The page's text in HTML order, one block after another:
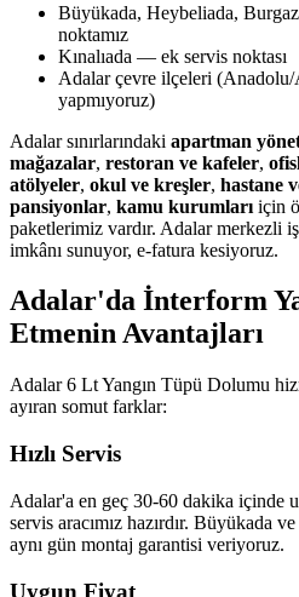
Büyükada, Heybeliada,
noktamız
Kınalıada — ek servis noktası
Adalar çevre ilçeleri (Anadolu/
yapmıyoruz)
Adalar sınırlarındaki apartman
mağazalar, restoran ve kafeler,
atölyeler, okul ve kreşler, hastane
pansiyonlar, kamu kurumları için
paketlerimiz vardır. Adalar merkezli
imkânı sunuyor, e-fatura kesiyoruz.
Adalar'da İnterform
Etmenin Avantajları
Adalar 6 Lt Yangın Tüpü Dolumu
ayıran somut farklar:
Hızlı Servis
Adalar'a en geç 30-60 dakika içinde
servis aracımız hazırdır. Büyükada
aynı gün montaj garantisi veriyoruz.
Uygun Fiyat